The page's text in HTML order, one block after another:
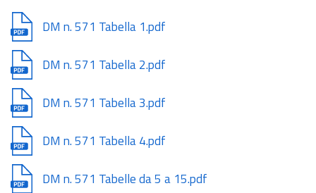
Document
DM n. 571 Tabella 1.pdf
Document
DM n. 571 Tabella 2.pdf
Document
DM n. 571 Tabella 3.pdf
Document
DM n. 571 Tabella 4.pdf
Document
DM n. 571 Tabelle da 5 a 15.pdf